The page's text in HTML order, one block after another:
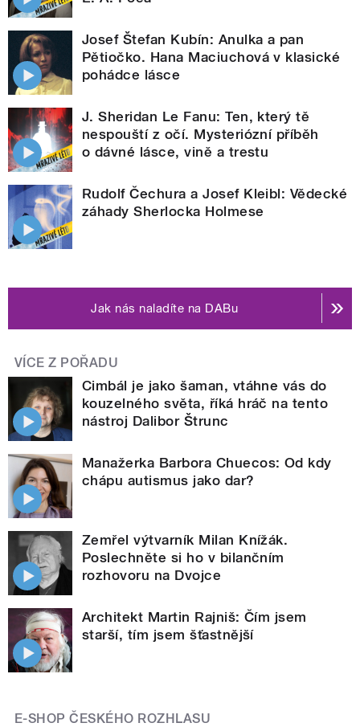
Josef Štefan Kubín: Anulka a pan
Pětiočko. Hana Maciuchová v klasické
pohádce lásce
J. Sheridan Le Fanu: Ten, který tě
nespouští z očí. Mysteriózní příběh
o dávné lásce, vině a trestu
Rudolf Čechura a Josef Kleibl: Vědecké
záhady Sherlocka Holmese
Jak nás naladíte na DABu
VÍCE Z POŘADU
Cimbál je jako šaman, vtáhne vás do
kouzelného světa, říká hráč na tento
nástroj Dalibor Štrunc
Manažerka Barbora Chuecos: Od kdy
chápu autismus jako dar?
Zemřel výtvarník Milan Knížák.
Poslechněte si ho v bilančním
rozhovoru na Dvojce
Architekt Martin Rajniš: Čím jsem
starší, tím jsem šťastnější
E-SHOP ČESKÉHO ROZHLASU